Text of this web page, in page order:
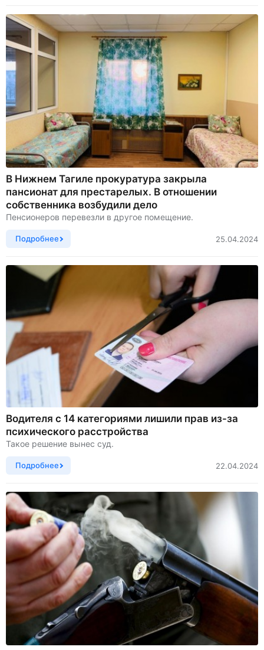
В Нижнем Тагиле прокуратура закрыла
пансионат для престарелых. В отношении
собственника возбудили дело
Пенсионеров перевезли в другое помещение.
Подробнее 25.04.2024
Водителя с 14 категориями лишили прав из-за
психического расстройства
Такое решение вынес суд.
Подробнее 22.04.2024